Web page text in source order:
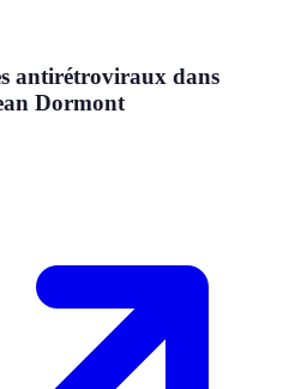
antirétroviraux dans
Dormont